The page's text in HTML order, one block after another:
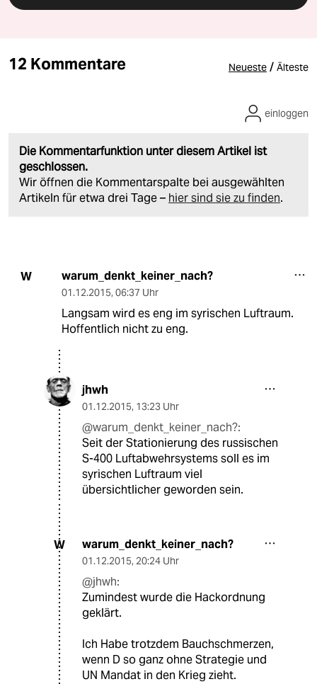
12 Kommentare Neueste / Älteste
Die Kommentarfunktion unter diesem Artikel ist
geschlossen.
Wir öffnen die Kommentarspalte bei ausgewählten
Artikeln für etwa drei Tage – hier sind sie zu finden.
einloggen
W warum_denkt_keiner_nach?
01.12.2015, 06:37 Uhr
Langsam wird es eng im syrischen Luftraum.
Hoffentlich nicht zu eng.
jhwh
01.12.2015, 13:23 Uhr
@warum_denkt_keiner_nach?:
Seit der Stationierung des russischen
S-400 Luftabwehrsystems soll es im
syrischen Luftraum viel
übersichtlicher geworden sein.
W warum_denkt_keiner_nach?
01.12.2015, 20:24 Uhr
@jhwh:
Zumindest wurde die Hackordnung
geklärt.
Ich Habe trotzdem Bauchschmerzen,
wenn D so ganz ohne Strategie und
UN Mandat in den Krieg zieht.